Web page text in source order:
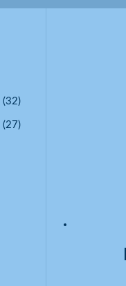
(32)
(27)